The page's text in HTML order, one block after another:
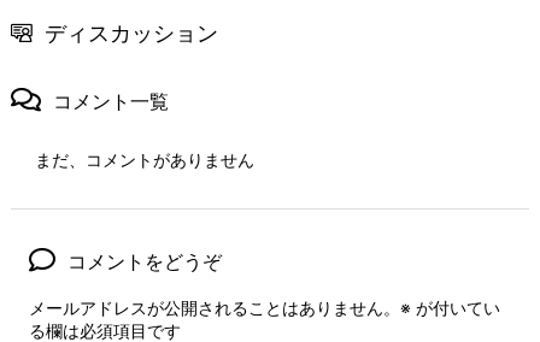
ディスカッション
コメント一覧
まだ、コメントがありません
コメントをどうぞ
メールアドレスが公開されることはありません。 ※ が付いてい
る欄は必須項目です